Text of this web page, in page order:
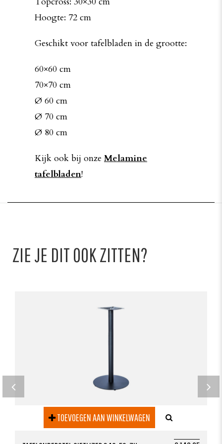
Hoogte: 72 cm
Geschikt voor tafelbladen in de grootte:
60×60 cm
70×70 cm
Ø 60 cm
Ø 70 cm
Ø 80 cm
Kijk ook bij onze Melamine
tafelbladen!
ZIE JE DIT OOK ZITTEN?
TOEVOEGEN AAN WINKELWAGEN